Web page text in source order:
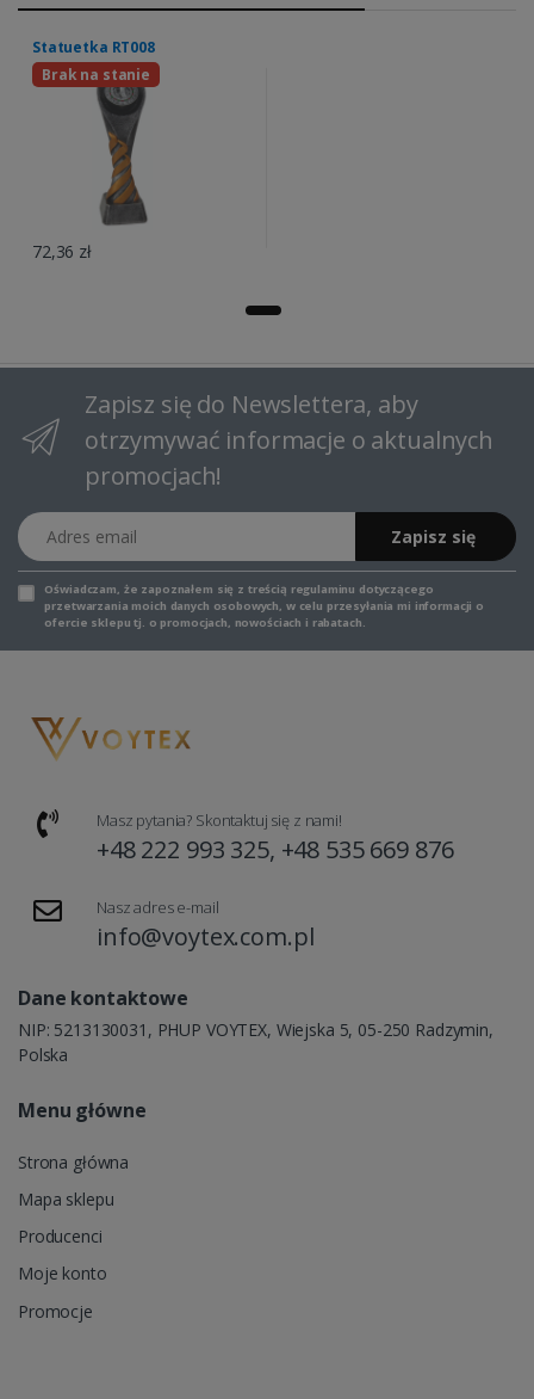
Statuetka RT008
Brak na stanie
72,36 zł
Zapisz się do Newslettera, aby
otrzymywać informacje o aktualnych
promocjach!
Adres email
Zapisz się
Oświadczam, że zapoznałem się z treścią regulaminu dotyczącego
przetwarzania moich danych osobowych, w celu przesyłania mi informacji o
ofercie sklepu tj. o promocjach, nowościach i rabatach.
Masz pytania? Skontaktuj się z nami!
+48 222 993 325, +48 535 669 876
Nasz adres e-mail
info@voytex.com.pl
Dane kontaktowe
NIP: 5213130031, PHUP VOYTEX, Wiejska 5, 05-250 Radzymin,
Polska
Menu główne
Strona główna
Mapa sklepu
Producenci
Moje konto
Promocje